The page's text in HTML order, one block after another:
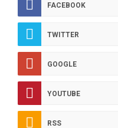
FACEBOOK
TWITTER
GOOGLE
YOUTUBE
RSS